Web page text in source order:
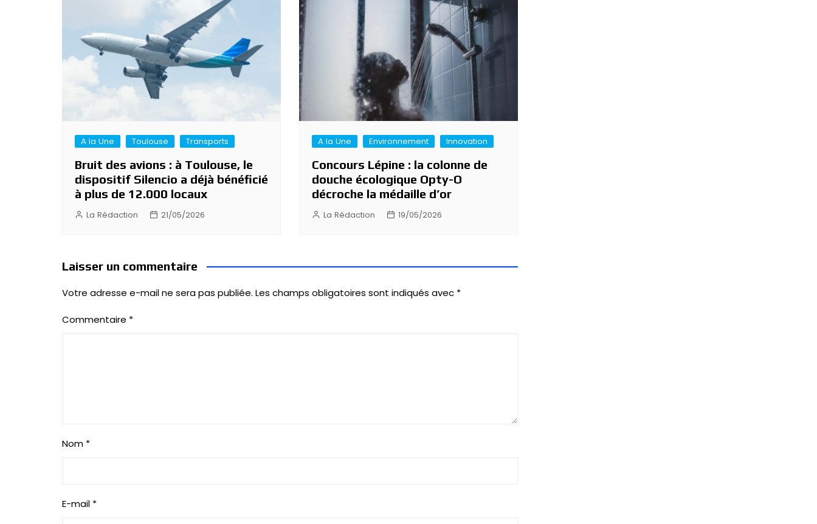
A la Une Toulouse Transports
Bruit des avions : à Toulouse, le
dispositif Silencio a déjà bénéficié
à plus de 12.000 locaux
La Rédaction 21/05/2026
A la Une Environnement Innovation
Concours Lépine : la colonne de
douche écologique Opty-O
décroche la médaille d’or
La Rédaction 19/05/2026
Laisser un commentaire
Votre adresse e-mail ne sera pas publiée. Les champs obligatoires sont indiqués avec *
Commentaire *
Nom *
E-mail *